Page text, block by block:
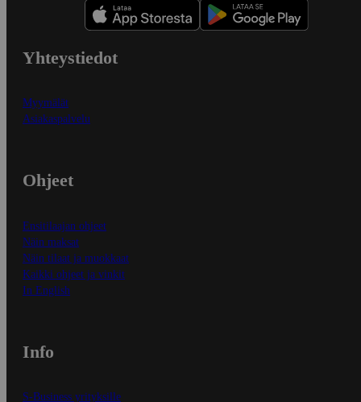
Yhteystiedot
Myymälät
Asiakaspalvelu
Ohjeet
Ensitilaajan ohjeet
Näin maksat
Näin tilaat ja muokkaat
Kaikki ohjeet ja vinkit
In English
Info
S-Business yrityksille